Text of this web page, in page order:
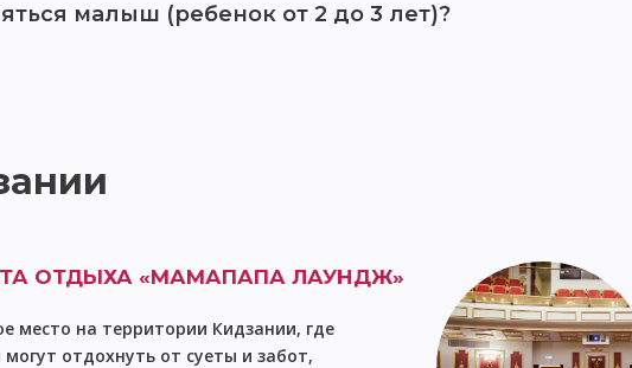
в парке проходит семейный фестиваль
Подробности в
малыш (ребенок от 2 до 3 лет)?
ОТДЫХА «МАМАПАПА ЛАУНДЖ»
место на территории Кидзании, где
отдохнуть от суеты и забот,